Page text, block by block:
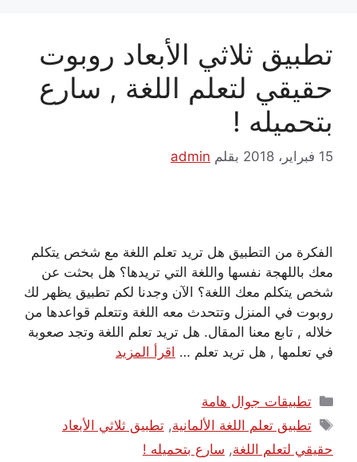
تطبيق ثلاثي الأبعاد روبوت
حقيقي لتعلم اللغة , سارع
بتحميله !
15 فبراير، 2018 بقلم admin
الفكرة من التطبيق هل تريد تعلم اللغة مع شخص يتكلم
معك باللهجة نفسها واللغة التي تريدها؟ هل بحثت عن
شخص يتكلم معك اللغة؟ الآن وجدنا لكم تطبيق يظهر لك
روبوت في المنزل وتتحدث معه اللغة وتتعلم قواعدها من
خلاله , تابع معنا المقال. هل تريد تعلم اللغة وتجد صعوبة
في تعلمها , هل تريد تعلم … اقرأ المزيد
التصنيفات
تطبيقات جوال هامة
الوسوم
تطبيق تعلم اللغة الألمانية,تطبيق ثلاثي الأبعاد
حقيقي لتعلم اللغة, سارع بتحميله !